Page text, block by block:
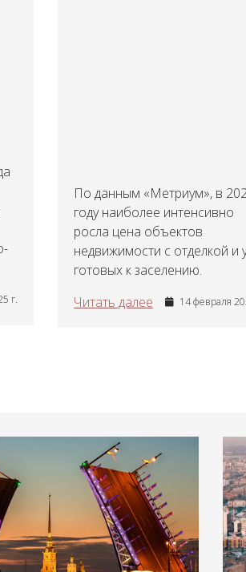
г.
По данным «Метриум», в
году наиболее интенсивно
росла цена объектов
недвижимости с отделкой и
готовых к заселению.
Читать далее
14 февраля